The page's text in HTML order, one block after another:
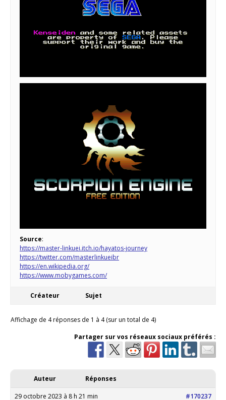
Source:
https://master-linkuei.itch.io/hayatos-journey
https://twitter.com/masterlinkueibr
https://en.wikipedia.org/
https://www.mobygames.com/
Créateur Sujet
Affichage de 4 réponses de 1 à 4 (sur un total de 4)
Partager sur vos réseaux sociaux préférés :
Auteur Réponses
29 octobre 2023 à 8 h 21 min #170237